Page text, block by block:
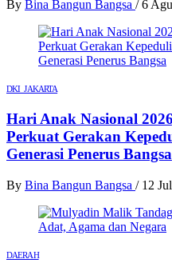
By Bina Bangun Bangsa / 6
DKI JAKARTA
Hari Anak Nasional
Perkuat Gerakan
Generasi Penerus Bangsa
By Bina Bangun Bangsa / 12
DAERAH